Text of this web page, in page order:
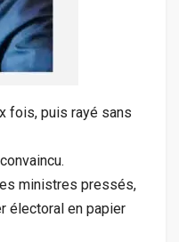
fois, puis rayé sans
ministres pressés,
électoral en papier